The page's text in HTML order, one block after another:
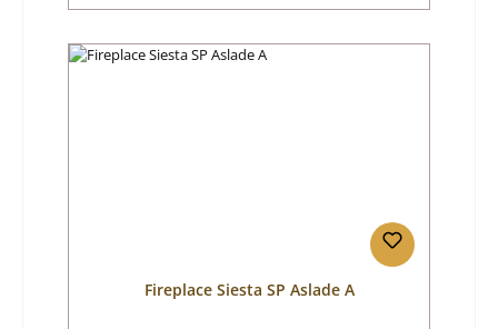
Fireplace Siesta SP Aslade A